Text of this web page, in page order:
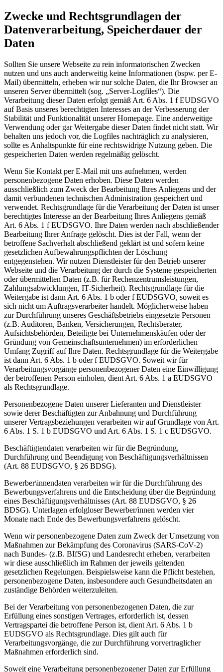
Zwecke und Rechtsgrundlagen der
Datenverarbeitung, Speicherdauer der
Daten
Sollten Sie unsere Webseite zu rein informatorischen Zwecken
nutzen und uns auch anderweitig keine Informationen (bspw. per E-
Mail) übermitteln, erheben wir nur solche Daten, die Ihr Browser an
unseren Server übermittelt (sog. „Server-Logfiles“). Die
Verarbeitung dieser Daten erfolgt gemäß Art. 6 Abs. 1 f EUDSGVO
auf Basis unseres berechtigten Interesses an der Verbesserung der
Stabilität und Funktionalität unserer Homepage. Eine anderweitige
Verwendung oder gar Weitergabe dieser Daten findet nicht statt. Wir
behalten uns jedoch vor, die Logfiles nachträglich zu analysieren,
sollte es Anhaltspunkte für eine rechtswidrige Nutzung geben. Die
gespeicherten Daten werden regelmäßig gelöscht.
Wenn Sie Kontakt per E-Mail mit uns aufnehmen, werden
personenbezogene Daten erhoben. Diese Daten werden
ausschließlich zum Zweck der Bearbeitung Ihres Anliegens und der
damit verbundenen technischen Administration gespeichert und
verwendet. Rechtsgrundlage für die Verarbeitung der Daten ist unser
berechtigtes Interesse an der Bearbeitung Ihres Anliegens gemäß
Art. 6 Abs. 1 f EUDSGVO. Ihre Daten werden nach abschließender
Bearbeitung Ihrer Anfrage gelöscht. Dies ist der Fall, wenn der
betroffene Sachverhalt abschließend geklärt ist und sofern keine
gesetzlichen Aufbewahrungspflichten der Löschung
entgegenstehen. Wir nutzen Dienstleister für den Betrieb unserer
Webseite und die Verarbeitung der durch die Systeme gespeicherten
oder übermittelten Daten (z.B. für Rechenzentrumsleistungen,
Zahlungsabwicklungen, IT-Sicherheit). Rechtsgrundlage für die
Weitergabe ist dann Art. 6 Abs. 1 b oder f EUDSGVO, soweit es
sich nicht um Auftragsverarbeiter handelt. Möglicherweise haben
zur Durchführung unseres Geschäftsbetriebs eingesetzte Personen
(z.B. Auditoren, Banken, Versicherungen, Rechtsberater,
Aufsichtsbehörden, Beteiligte bei Unternehmenskäufen oder der
Gründung von Gemeinschaftsunternehmen) im erforderlichen
Umfang Zugriff auf Ihre Daten. Rechtsgrundlage für die Weitergabe
ist dann Art. 6 Abs. 1 b oder f EUDSGVO. Soweit wir für
Verarbeitungsvorgänge personenbezogener Daten eine Einwilligung
der betroffenen Person einholen, dient Art. 6 Abs. 1 a EUDSGVO
als Rechtsgrundlage.
Personenbezogene Daten unserer Lieferanten und Dienstleister
sowie derer Beschäftigten zur Anbahnung und Durchführung
unserer Vertragsbeziehungen verarbeiten wir auf Grundlage von Art.
6 Abs. 1 S. 1 b EUDSGVO und Art. 6 Abs. 1 S. 1 c EUDSGVO.
Beschäftigtendaten verarbeiten wir für die Begründung,
Durchführung und Beendigung von Beschäftigungsverhältnissen
(Art. 88 EUDSGVO, § 26 BDSG).
Bewerber\innendaten verarbeiten wir für die Durchführung des
Bewerbungsverfahrens und die Entscheidung über die Begründung
eines Beschäftigungsverhältnisses (Art. 88 EUDSGVO, § 26
BDSG). Unterlagen erfolgloser Bewerber/innen werden vier
Monate nach Ende des Bewerbungsverfahrens gelöscht.
Wenn wir personenbezogene Daten zum Zweck der Umsetzung von
Maßnahmen zur Bekämpfung des Coronavirus (SARS-CoV-2)
nach Bundes- (z.B. BIfSG) und Landesrecht erheben, verarbeiten
wir diese ausschließlich im Rahmen der jeweils geltenden
gesetzlichen Regelungen. Beispielsweise kann die Pflicht bestehen,
personenbezogene Daten, insbesondere auch Gesundheitsdaten an
zuständige Behörden weiterzuleiten.
Bei der Verarbeitung von personenbezogenen Daten, die zur
Erfüllung eines sonstigen Vertrages, erforderlich ist, dessen
Vertragspartei die betroffene Person ist, dient Art. 6 Abs. 1 b
EUDSGVO als Rechtsgrundlage. Dies gilt auch für
Verarbeitungsvorgänge, die zur Durchführung vorvertraglicher
Maßnahmen erforderlich sind.
Soweit eine Verarbeitung personenbezogener Daten zur Erfüllung